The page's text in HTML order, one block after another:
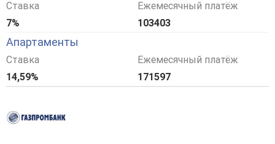
Ставка
7%
Ежемесячный платёж
103403
Апартаменты
Ставка
14,59%
Ежемесячный платёж
171597